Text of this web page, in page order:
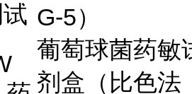
G-5）
葡萄球菌药敏
剂盒（比色法